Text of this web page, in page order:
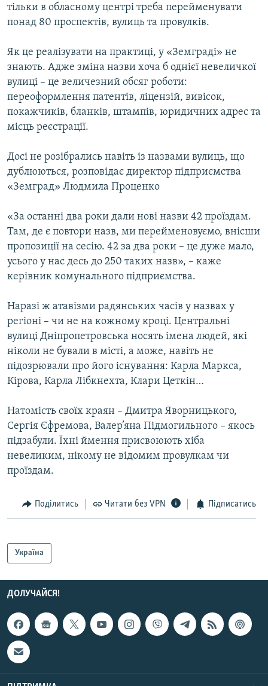
тільки в обласному центрі треба перейменувати
понад 80 проспектів, вулиць та провулків.
Як це реалізувати на практиці, у «Земграді» не
знають. Адже зміна назви хоча б однієї невеличкої
вулиці – це величезний обсяг роботи:
переоформлення патентів, ліцензій, вивісок,
покажчиків, бланків, штампів, юридичних адрес та
місць реєстрації.
Досі не розібрались навіть із назвами вулиць, що
дублюються, розповідає директор підприємства
«Земград» Людмила Проценко
«За останні два роки дали нові назви 42 проїздам.
Там, де є повтори назв, ми перейменовуємо, внісши
пропозиції на сесію. 42 за два роки – це дуже мало,
усього у нас десь до 250 таких назв», – каже
керівник комунального підприємства.
Наразі ж атавізми радянських часів у назвах у
регіоні – чи не на кожному кроці. Центральні
вулиці Дніпропетровська носять імена людей, які
ніколи не бували в місті, а може, навіть не
підозрювали про його існування: Карла Маркса,
Кірова, Карла Лібкнехта, Клари Цеткін…
Натомість своїх краян – Дмитра Яворницького,
Сергія Єфремова, Валер’яна Підмогильного – якось
підзабули. Їхні ймення присвоюють хіба
невеликим, нікому не відомим провулкам чи
проїздам.
Поділитись Читати без VPN Підписатись
Україна
ДОЛУЧАЙСЯ!